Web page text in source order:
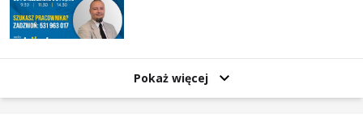
Pokaż więcej